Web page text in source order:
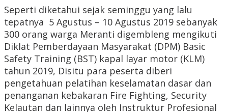
Seperti diketahui sejak seminggu yang lalu
tepatnya 5 Agustus – 10 Agustus 2019 sebanyak
300 orang warga Meranti digembleng mengikuti
Diklat Pemberdayaan Masyarakat (DPM) Basic
Safety Training (BST) kapal layar motor (KLM)
tahun 2019, Disitu para peserta diberi
pengetahuan pelatihan keselamatan dasar dan
penanganan kebakaran Fire Fighting, Security
Kelautan dan lainnya oleh Instruktur Profesional